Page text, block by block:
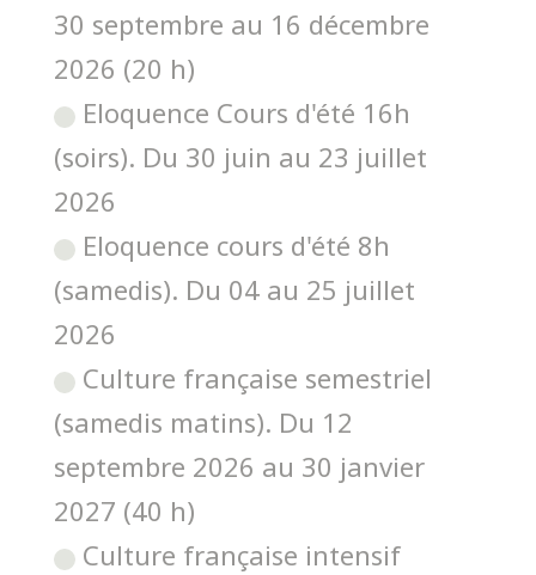
30 septembre au 16 décembre
2026 (20 h)
Eloquence Cours d'été 16h
(soirs). Du 30 juin au 23 juillet
2026
Eloquence cours d'été 8h
(samedis). Du 04 au 25 juillet
2026
Culture française semestriel
(samedis matins). Du 12
septembre 2026 au 30 janvier
2027 (40 h)
Culture française intensif